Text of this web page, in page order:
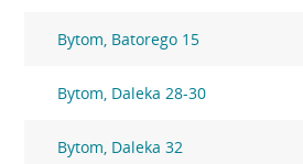
Bytom, Batorego 15
Bytom, Daleka 28-30
Bytom, Daleka 32